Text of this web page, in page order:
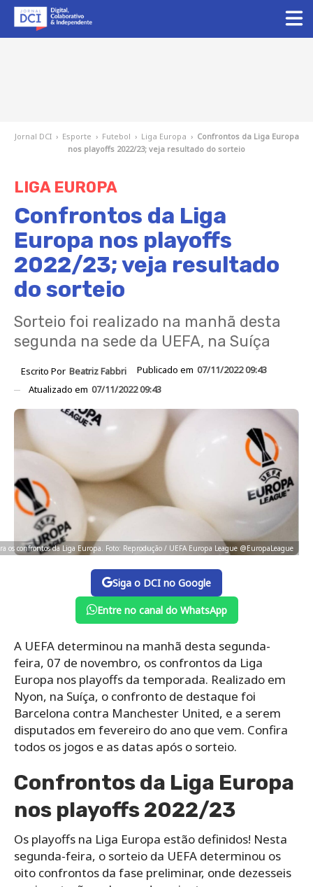
Jornal DCI › Esporte › Futebol › Liga Europa › Confrontos da Liga Europa
nos playoffs 2022/23; veja resultado do sorteio
LIGA EUROPA
Confrontos da Liga
Europa nos playoffs
2022/23; veja resultado
do sorteio
Sorteio foi realizado na manhã desta
segunda na sede da UEFA, na Suíça
Escrito Por Beatriz Fabbri Publicado em 07/11/2022 09:43
Atualizado em 07/11/2022 09:43
os confrontos da Liga Europa. Foto: Reprodução / UEFA Europa League @EuropaLeague
Siga o DCI no Google
Entre no canal do WhatsApp
A UEFA determinou na manhã desta segunda-
feira, 07 de novembro, os confrontos da Liga
Europa nos playoffs da temporada. Realizado em
Nyon, na Suíça, o confronto de destaque foi
Barcelona contra Manchester United, e a serem
disputados em fevereiro do ano que vem. Confira
todos os jogos e as datas após o sorteio.
Confrontos da Liga Europa
nos playoffs 2022/23
Os playoffs na Liga Europa estão definidos! Nesta
segunda-feira, o sorteio da UEFA determinou os
oito confrontos da fase preliminar, onde dezesseis